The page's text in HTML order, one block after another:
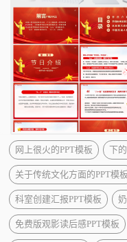
网上很火的PPT模板 下
关于传统文化方面的PPT模板
科室创建汇报PPT模板
免费版观影读后感PPT模板